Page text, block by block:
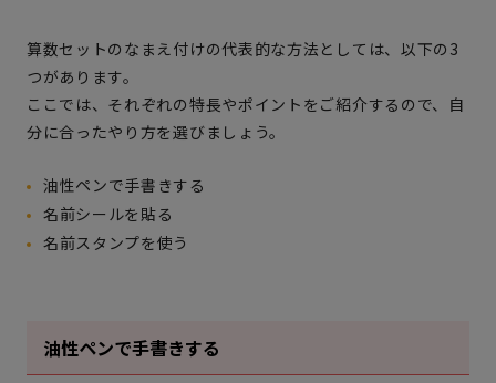
算数セットのなまえ付けの代表的な方法としては、以下の3
つがあります。
ここでは、それぞれの特長やポイントをご紹介するので、自
分に合ったやり方を選びましょう。
油性ペンで手書きする
名前シールを貼る
名前スタンプを使う
油性ペンで手書きする